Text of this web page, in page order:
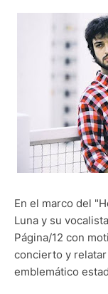
En el marco del
Luna y su
Página/12 con
concierto y
emblemático